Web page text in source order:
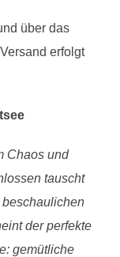
über das
erfolgt
Chaos und
tauscht
der perfekte
gemütliche